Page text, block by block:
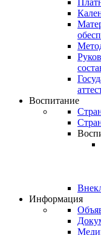
Воспитание
Информация